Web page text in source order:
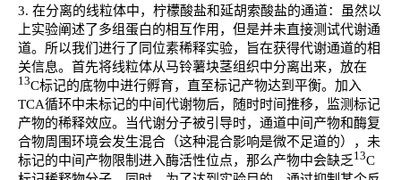
3. 在分离的线粒体中，柠檬酸盐和延胡索酸盐的通道：虽然以
上实验阐述了多组蛋白的相互作用，但是并未直接测试代谢通
道。所以我们进行了同位素稀释实验，旨在获得代谢通道的相
关信息。首先将线粒体从马铃薯块茎组织中分离出来，放在
13C标记的底物中进行孵育，直至标记产物达到平衡。加入
TCA循环中未标记的中间代谢物后，随时时间推移，监测标记
产物的稀释效应。当代谢分子被引导时，通道中间产物和酶复
合物周围环境会发生混合（这种混合影响是微不足道的），未
标记的中间产物限制进入酶活性位点，那么产物中会缺乏 13C